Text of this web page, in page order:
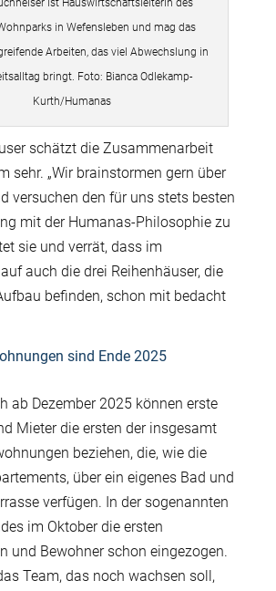
ist Hauswirtschaftsleiterin des
in Wefensleben und mag das
Arbeiten, das viel Abwechslung in
bringt. Foto: Bianca Odlekamp-
Kurth/Humanas
schätzt die Zusammenarbeit
sehr. „Wir brainstormen gern über
versuchen den für uns stets besten
mit der Humanas-Philosophie zu
sie und verrät, dass im
auch die drei Reihenhäuser, die
befinden, schon mit bedacht
sind Ende 2025
ab Dezember 2025 können erste
Mieter die ersten der insgesamt
beziehen, die, wie die
über ein eigenes Bad und
verfügen. In der sogenannten
im Oktober die ersten
und Bewohner schon eingezogen.
Team, das noch wachsen soll,